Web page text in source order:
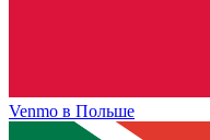
Venmo в Польше